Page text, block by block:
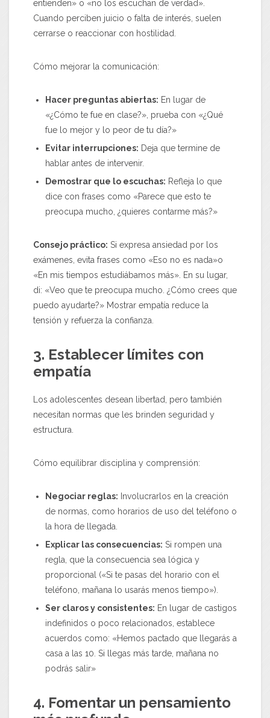
entienden» o «no los escuchan de verdad».
Cuando perciben juicio o falta de interés, suelen
cerrarse o reaccionar con hostilidad.
Cómo mejorar la comunicación:
Hacer preguntas abiertas: En lugar de
«¿Cómo te fue en clase?», prueba con «¿Qué
fue lo mejor y lo peor de tu día?»
Evitar interrupciones: Deja que termine de
hablar antes de intervenir.
Demostrar que lo escuchas: Refleja lo que
dice con frases como «Parece que esto te
preocupa mucho, ¿quieres contarme más?»
Consejo práctico: Si expresa ansiedad por los
exámenes, evita frases como «Eso no es nada»o
«En mis tiempos estudiábamos más». En su lugar,
di: «Veo que te preocupa mucho. ¿Cómo crees que
puedo ayudarte?» Mostrar empatía reduce la
tensión y refuerza la confianza.
3. Establecer límites con
empatía
Los adolescentes desean libertad, pero también
necesitan normas que les brinden seguridad y
estructura.
Cómo equilibrar disciplina y comprensión:
Negociar reglas: Involucrarlos en la creación
de normas, como horarios de uso del teléfono o
la hora de llegada.
Explicar las consecuencias: Si rompen una
regla, que la consecuencia sea lógica y
proporcional («Si te pasas del horario con el
teléfono, mañana lo usarás menos tiempo»).
Ser claros y consistentes: En lugar de castigos
indefinidos o poco relacionados, establece
acuerdos como: «Hemos pactado que llegarás a
casa a las 10. Si llegas más tarde, mañana no
podrás salir»
4. Fomentar un pensamiento